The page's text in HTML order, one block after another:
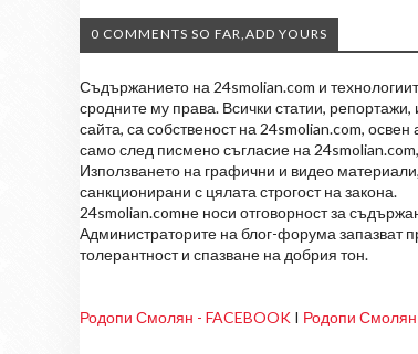
0 COMMENTS SO FAR,ADD YOURS
Съдържанието на 24smolian.com и
сродните му права. Всички статии,
сайта, са собственост на 24smolian.com,
само след писмено съгласие на
Използването на графични и видео
санкционирани с цялата строгост на закона.
24smolian.comне носи отговорност за
Администраторите на блог-форума запазват
толерантност и спазване на добрия тон.
Родопи Смолян - FACEBOOK I Родопи